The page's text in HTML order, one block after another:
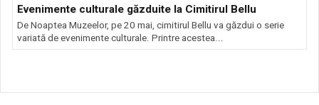
Evenimente culturale găzduite la Cimitirul Bellu
De Noaptea Muzeelor, pe 20 mai, cimitirul Bellu va găzdui o serie
variată de evenimente culturale. Printre acestea...